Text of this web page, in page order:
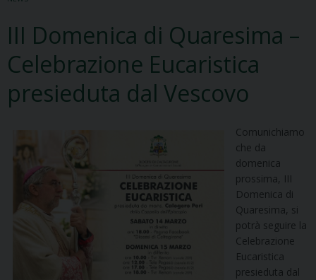
III Domenica di Quaresima –
Celebrazione Eucaristica
presieduta dal Vescovo
Comunichiamo
che da
domenica
prossima, III
Domenica di
Quaresima, si
potrà seguire la
Celebrazione
Eucaristica
presieduta dal